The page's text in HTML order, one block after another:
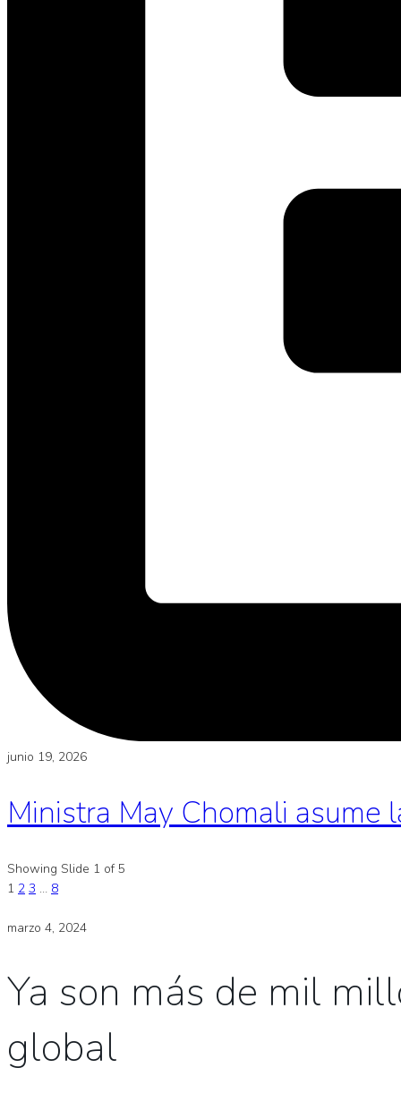
junio 19, 2026
Ministra May Chomali asume
Showing Slide 1 of 5
1 2 3 … 8
marzo 4, 2024
Ya son más de mil
global